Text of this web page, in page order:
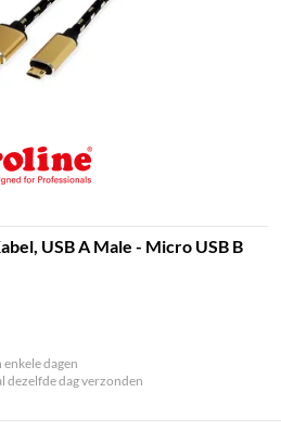
USB A Male - Micro USB B
dagen
dezelfde dag verzonden